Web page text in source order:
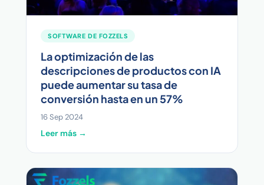
SOFTWARE DE FOZZELS
La optimización de las
descripciones de productos con IA
puede aumentar su tasa de
conversión hasta en un 57%
16 Sep 2024
Leer más →